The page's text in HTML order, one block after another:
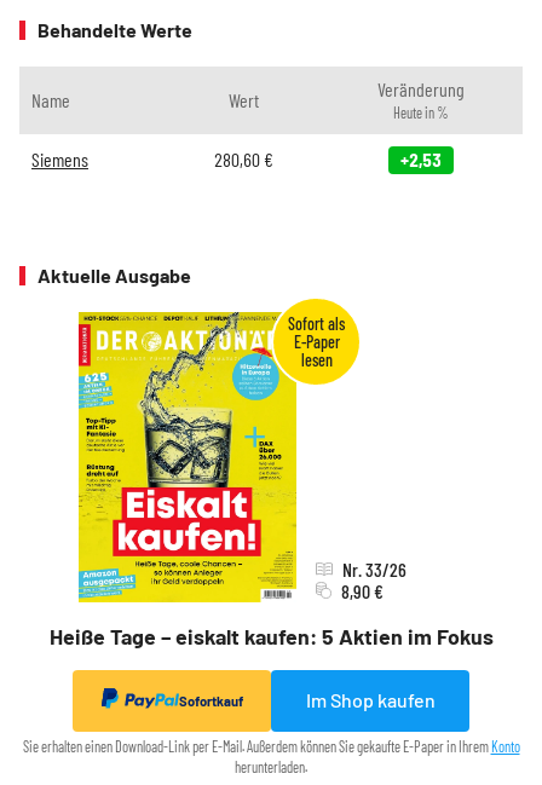
Behandelte Werte
Name Wert Veränderung
Heute in %
Siemens 280,60€ +2,53
Aktuelle Ausgabe
Heiße Tage – eiskalt kaufen: 5 Aktien im Fokus
Nr. 33/26
8,90 €
Sofortkauf Im Shop kaufen
Sie erhalten einen Download-Link per E-Mail. Außerdem können Sie gekaufte E-Paper in IhremKonto
herunterladen.